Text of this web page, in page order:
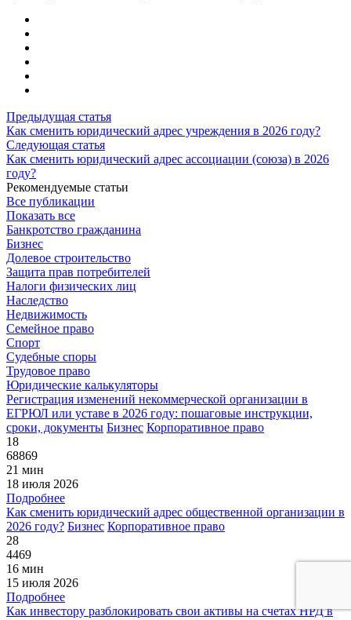
Предыдущая статья
Как сменить юридический адрес учреждения в 2026 году?
Следующая статья
Как сменить юридический адрес ассоциации (союза) в 2026
году?
Рекомендуемые статьи
Все публикации
Показать все
Банкротство гражданина
Бизнес
Долевое строительство
Защита прав потребителей
Налоги физических лиц
Наследство
Недвижимость
Семейное право
Спорт
Судебные споры
Трудовое право
Юридические калькуляторы
Регистрация изменений некоммерческой организации в
ЕГРЮЛ или уставе в 2026 году: пошаговые инструкции,
сроки, документы Бизнес Корпоративное право
18
68869
21 мин
18 июля 2026
Подробнее
Как сменить юридический адрес общественной организации в
2026 году? Бизнес Корпоративное право
28
4469
16 мин
15 июля 2026
Подробнее
Как инвестору разблокировать свои активы на счетах НРД в